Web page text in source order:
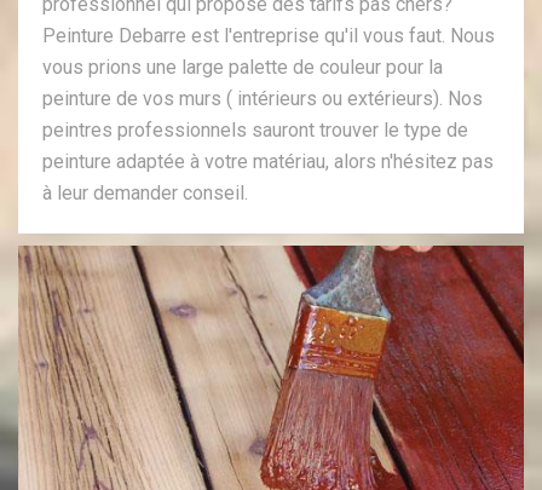
Peinture Debarre est l'entreprise qu'il vous faut. Nous
vous prions une large palette de couleur pour la
peinture de vos murs ( intérieurs ou extérieurs). Nos
peintres professionnels sauront trouver le type de
peinture adaptée à votre matériau, alors n'hésitez pas
à leur demander conseil.